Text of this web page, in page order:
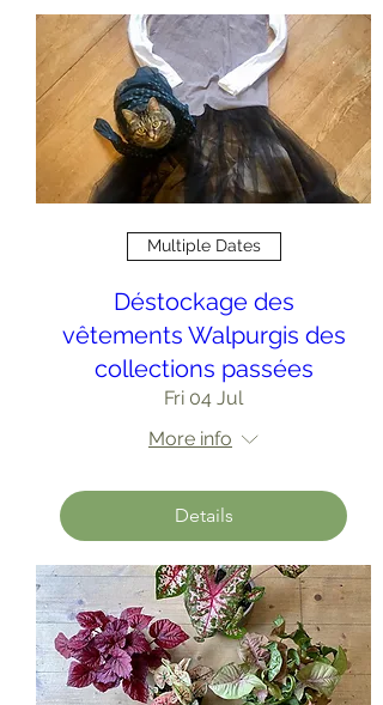
Multiple Dates
Déstockage des
vêtements Walpurgis des
collections passées
Fri 04 Jul
More info
Details